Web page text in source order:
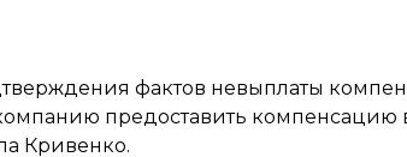
фактов невыплаты
предоставить компенсацию
Кривенко.